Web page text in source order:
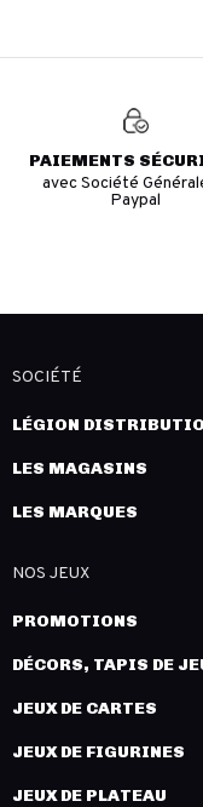
PAIEMENTS
avec Société
Paypal
SOCIÉTÉ
LÉGION
LES MAGASINS
LES MARQUES
NOS JEUX
PROMOTIONS
DÉCORS, TAPIS DE
JEUX DE CARTES
JEUX DE FIGURINES
JEUX DE PLATEAU